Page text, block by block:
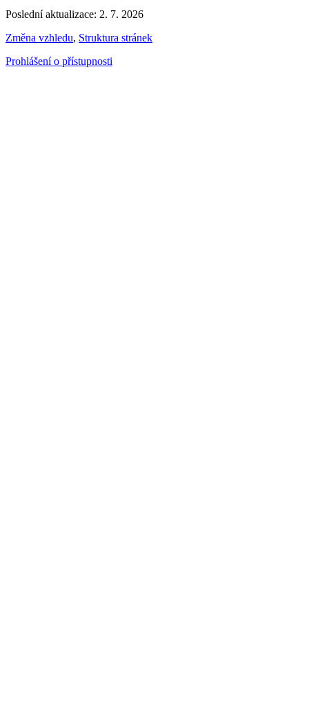
Poslední aktualizace: 2. 7. 2026
Změna vzhledu, Struktura stránek
Prohlášení o přístupnosti